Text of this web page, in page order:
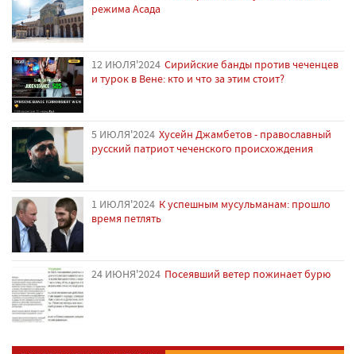
режима Асада
12 ИЮЛЯ'2024 Сирийские банды против чеченцев
и турок в Вене: кто и что за этим стоит?
5 ИЮЛЯ'2024 Хусейн Джамбетов - православный
русский патриот чеченского происхождения
1 ИЮЛЯ'2024 К успешным мусульманам: прошло
время петлять
24 ИЮНЯ'2024 Посеявший ветер пожинает бурю